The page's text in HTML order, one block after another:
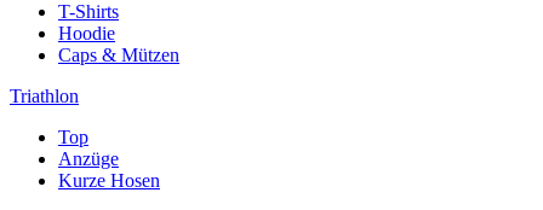
T-Shirts
Hoodie
Caps & Mützen
Triathlon
Top
Anzüge
Kurze Hosen